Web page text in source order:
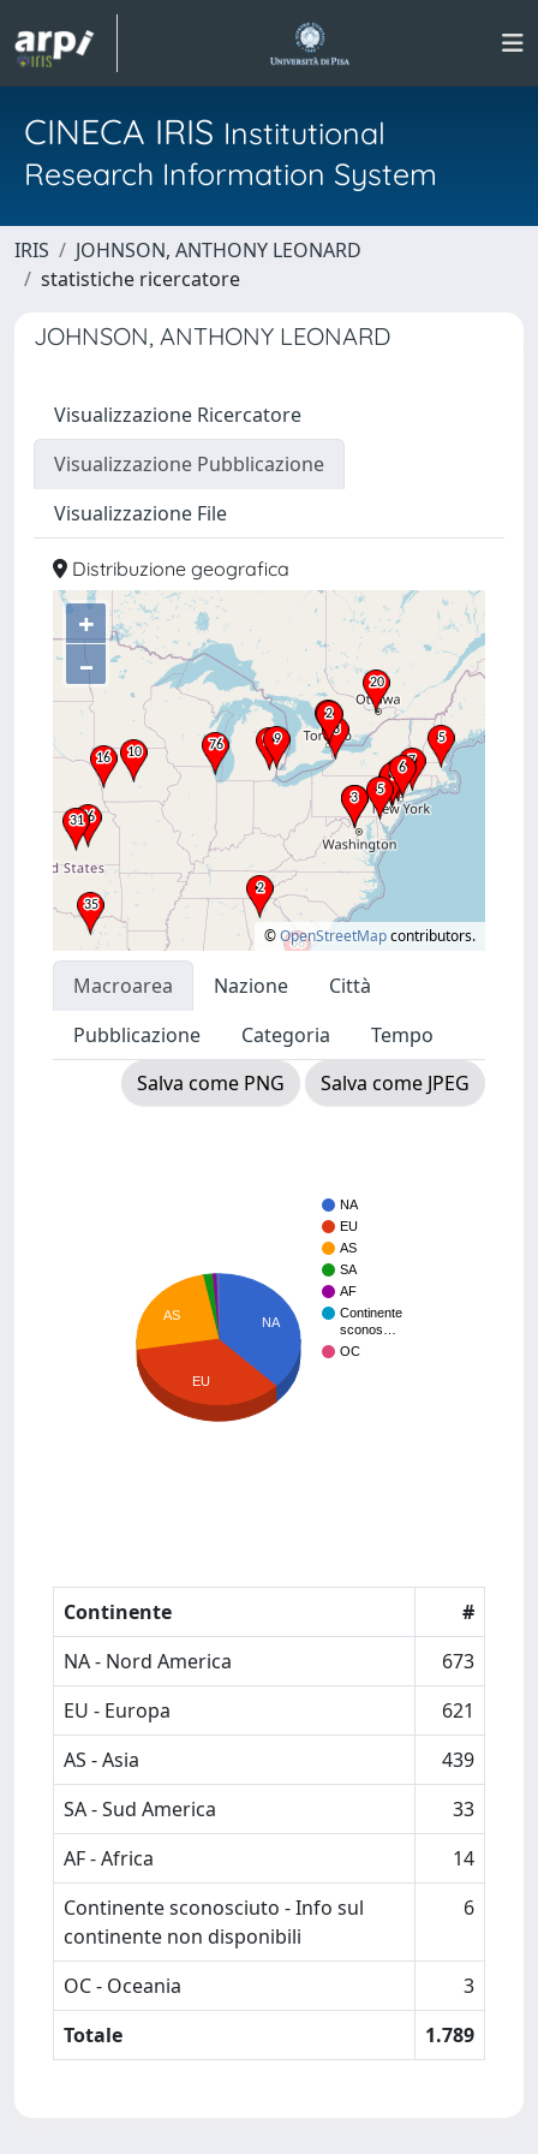
CINECA IRIS Institutional
Research Information System
IRIS
JOHNSON, ANTHONY LEONARD
statistiche ricercatore
JOHNSON, ANTHONY LEONARD
Visualizzazione Ricercatore
Visualizzazione Pubblicazione
Visualizzazione File
Distribuzione geografica
+
–
©OpenStreetMapcontributors.
Macroarea Nazione
Città
Pubblicazione
Categoria
Tempo
Salva come PNG
Salva come JPEG
NA
EU
AS
SA
AF
Continente
sconos…
OC
NA
AS
EU
Continente
#
NA - Nord America
673
EU - Europa
621
AS - Asia
439
SA - Sud America
33
AF - Africa
14
Continente sconosciuto - Info sul
continente non disponibili
6
OC - Oceania
3
Totale
1.789